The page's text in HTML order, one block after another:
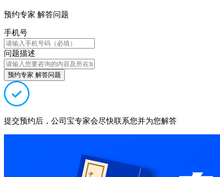
预约专家 解答问题
手机号
问题描述
预约专家 解答问题
提交预约后，公司宝专家会尽快联系您并为您解答